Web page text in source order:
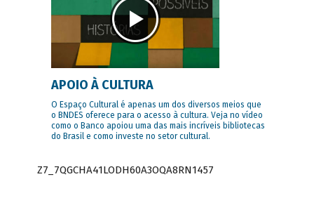
APOIO À CULTURA
O Espaço Cultural é apenas um dos diversos meios que
o BNDES oferece para o acesso à cultura. Veja no vídeo
como o Banco apoiou uma das mais incríveis bibliotecas
do Brasil e como investe no setor cultural.
Z7_7QGCHA41LODH60A3OQA8RN1457